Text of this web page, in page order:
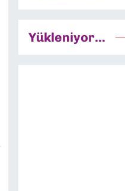
Yükleniyor...